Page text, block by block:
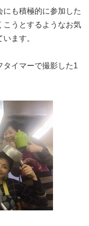
も積極的に参加した
こうとするようなお気
ます。
タイマーで撮影した1